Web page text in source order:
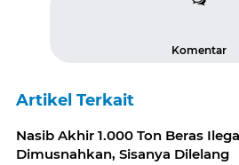
Komentar
Artikel Terkait
Nasib Akhir 1.000 Ton Beras
Dimusnahkan, Sisanya Dilelang